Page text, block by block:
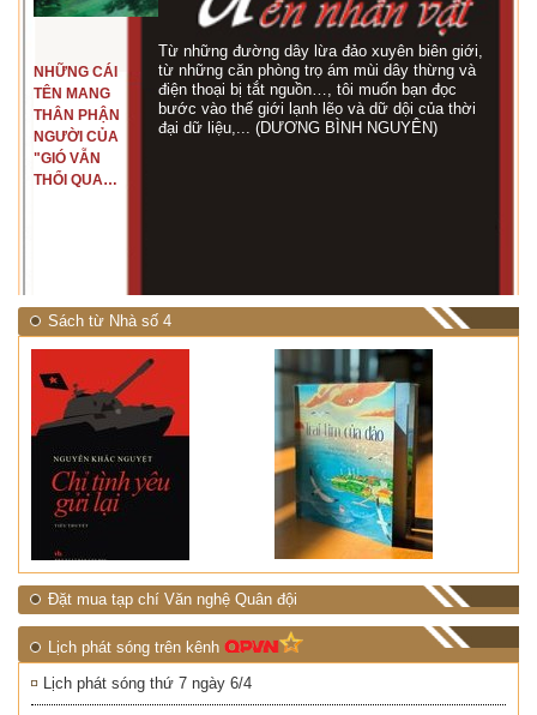
NHỮNG CÁI
TÊN MANG
THÂN PHẬN
NGƯỜI CỦA
"GIÓ VẪN
THỔI QUA
Từ những đường dây lừa đảo xuyên biên giới,
từ những căn phòng trọ ám mùi dây thừng và
điện thoại bị tắt nguồn…, tôi muốn bạn đọc
bước vào thế giới lạnh lẽo và dữ dội của thời
đại dữ liệu,... (DƯƠNG BÌNH NGUYÊN)
Sách từ Nhà số 4
Đặt mua tạp chí Văn nghệ Quân đội
Lịch phát sóng trên kênh
Lịch phát sóng thứ 7 ngày 6/4